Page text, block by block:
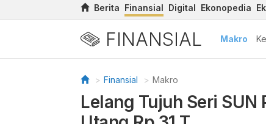
Berita Finansial Digital Ekonopedia
FINANSIAL Makro
Finansial Makro
Lelang Tujuh Seri